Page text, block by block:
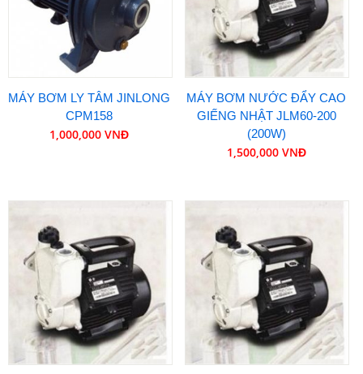
MÁY BƠM LY TÂM JINLONG
CPM158
1,000,000 VNĐ
MÁY BƠM NƯỚC ĐẨY CAO
GIẾNG NHẬT JLM60-200
(200W)
1,500,000 VNĐ